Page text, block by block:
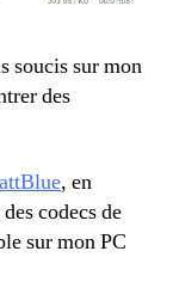
soucis sur mon
des
, en
codecs de
sur mon PC